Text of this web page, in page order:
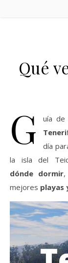
Qué
G uía
día
la isla del
dónde dormir,
mejores playas